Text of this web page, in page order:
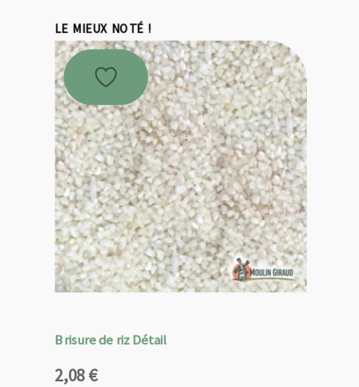
LE MIEUX NOTÉ !
Brisure de riz Détail
2,08€